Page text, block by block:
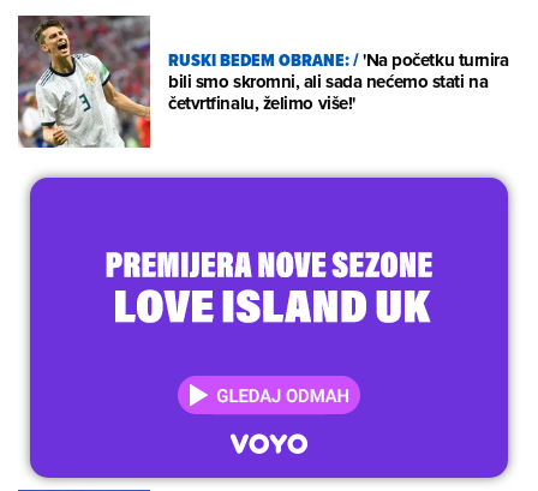
RUSKI BEDEM OBRANE:/'Na početku turnira
bili smo skromni, ali sada nećemo stati na
četvrtfinalu, želimo više!'